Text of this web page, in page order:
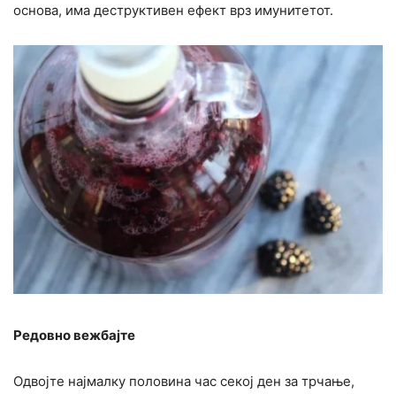
основа, има деструктивен ефект врз имунитетот.
Редовно вежбајте
Одвојте најмалку половина час секој ден за трчање,